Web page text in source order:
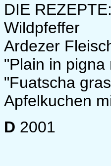
DIE REZEPTE:
Wildpfeffer
Ardezer
"Plain in pigna
"Fuatscha
Apfelkuchen
D 2001